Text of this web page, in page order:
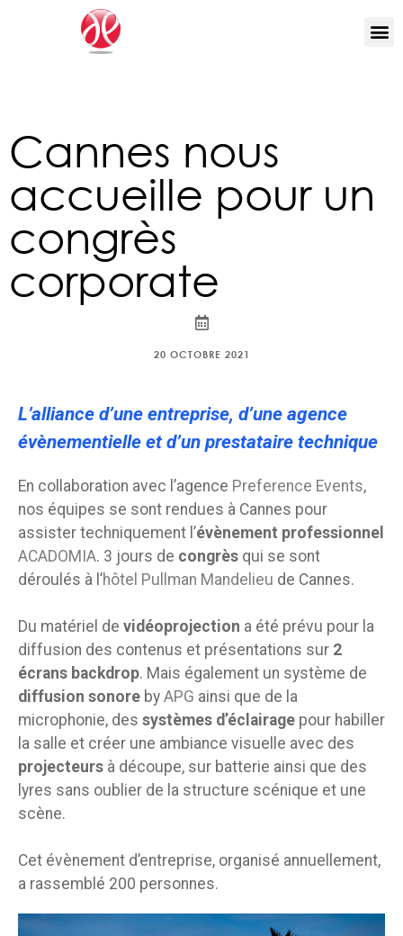
Cannes nous
accueille pour un
congrès
corporate
20 OCTOBRE 2021
L’alliance d’une entreprise, d’une agence
évènementielle et d’un prestataire technique
En collaboration avec l’agence Preference Events,
nos équipes se sont rendues à Cannes pour
assister techniquement l’évènement professionnel
ACADOMIA. 3 jours de congrès qui se sont
déroulés à l’hôtel Pullman Mandelieu de Cannes.
Du matériel de vidéoprojection a été prévu pour la
diffusion des contenus et présentations sur 2
écrans backdrop. Mais également un système de
diffusion sonore by APG ainsi que de la
microphonie, des systèmes d’éclairage pour habiller
la salle et créer une ambiance visuelle avec des
projecteurs à découpe, sur batterie ainsi que des
lyres sans oublier de la structure scénique et une
scène.
Cet évènement d’entreprise, organisé annuellement,
a rassemblé 200 personnes.